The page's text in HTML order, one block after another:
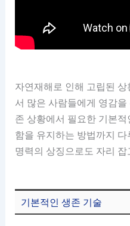
자연재해로 인해 고립된
서 많은 사람들에게 영감
존 상황에서 필요한 기본
함을 유지하는 방법까지
명력의 상징으로도 자리
기본적인 생존 기술